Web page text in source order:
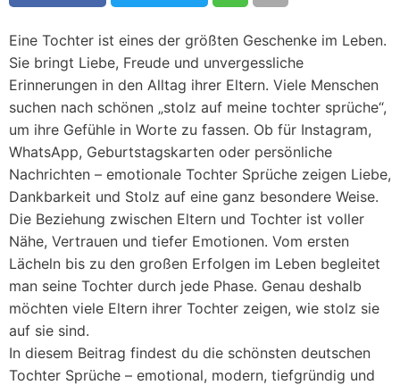
Eine Tochter ist eines der größten Geschenke im Leben.
Sie bringt Liebe, Freude und unvergessliche
Erinnerungen in den Alltag ihrer Eltern. Viele Menschen
suchen nach schönen „stolz auf meine tochter sprüche“,
um ihre Gefühle in Worte zu fassen. Ob für Instagram,
WhatsApp, Geburtstagskarten oder persönliche
Nachrichten – emotionale Tochter Sprüche zeigen Liebe,
Dankbarkeit und Stolz auf eine ganz besondere Weise.
Die Beziehung zwischen Eltern und Tochter ist voller
Nähe, Vertrauen und tiefer Emotionen. Vom ersten
Lächeln bis zu den großen Erfolgen im Leben begleitet
man seine Tochter durch jede Phase. Genau deshalb
möchten viele Eltern ihrer Tochter zeigen, wie stolz sie
auf sie sind.
In diesem Beitrag findest du die schönsten deutschen
Tochter Sprüche – emotional, modern, tiefgründig und